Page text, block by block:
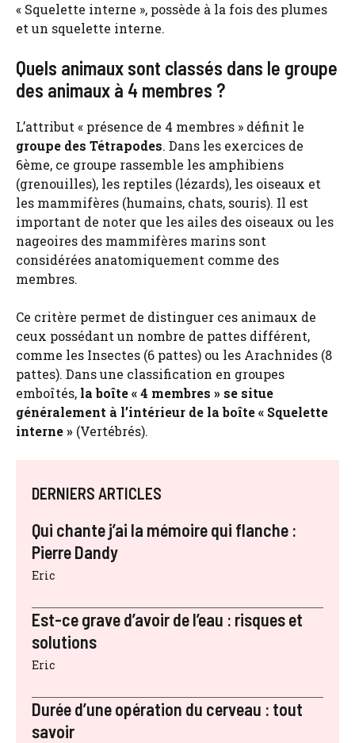
« Squelette interne », possède à la fois des plumes
et un squelette interne.
Quels animaux sont classés dans le groupe
des animaux à 4 membres ?
L’attribut « présence de 4 membres » définit le
groupe des Tétrapodes. Dans les exercices de
6ème, ce groupe rassemble les amphibiens
(grenouilles), les reptiles (lézards), les oiseaux et
les mammifères (humains, chats, souris). Il est
important de noter que les ailes des oiseaux ou les
nageoires des mammifères marins sont
considérées anatomiquement comme des
membres.
Ce critère permet de distinguer ces animaux de
ceux possédant un nombre de pattes différent,
comme les Insectes (6 pattes) ou les Arachnides (8
pattes). Dans une classification en groupes
emboîtés, la boîte « 4 membres » se situe
généralement à l’intérieur de la boîte « Squelette
interne » (Vertébrés).
DERNIERS ARTICLES
Qui chante j’ai la mémoire qui flanche :
Pierre Dandy
Eric
Est-ce grave d’avoir de l’eau : risques et
solutions
Eric
Durée d’une opération du cerveau : tout
savoir